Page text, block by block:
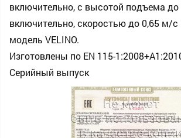
включительно, с высотой подъема
включительно, скоростью до 0,65 м/с
модель VELINO.
Изготовлены по EN 115-
Серийный выпуск